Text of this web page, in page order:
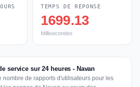
TEMPS DE RÉPONSE
1699.13
Millisecondes
service sur 24 heures - Navan
nombre de rapports d'utilisateurs pour les